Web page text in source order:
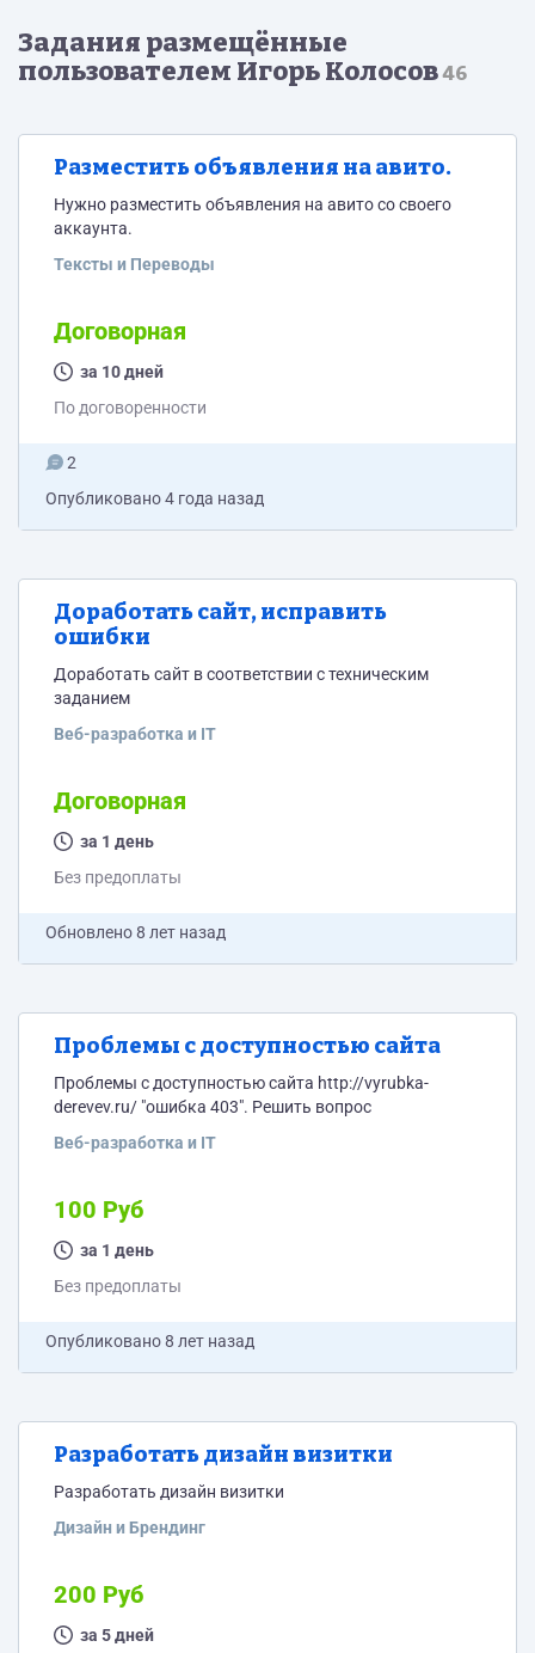
Задания размещённые
пользователем Игорь Колосов46
Разместить объявления на авито.
Нужно разместить объявления на авито со своего
аккаунта.
Тексты и Переводы
Договорная
за 10 дней
По договоренности
2
Опубликовано4 года назад
Доработать сайт, исправить
ошибки
Доработать сайт в соответствии с техническим
заданием
Веб-разработка и IT
Договорная
за 1 день
Без предоплаты
Обновлено8 лет назад
Проблемы с доступностью сайта
Проблемы с доступностью сайта http://vyrubka-
derevev.ru/ "ошибка 403". Решить вопрос
Веб-разработка и IT
100 Руб
за 1 день
Без предоплаты
Опубликовано8 лет назад
Разработать дизайн визитки
Разработать дизайн визитки
Дизайн и Брендинг
200 Руб
за 5 дней